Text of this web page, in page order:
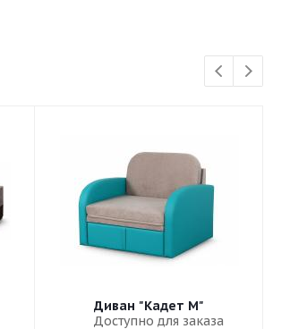
Диван "Кадет М"
Доступно для заказа